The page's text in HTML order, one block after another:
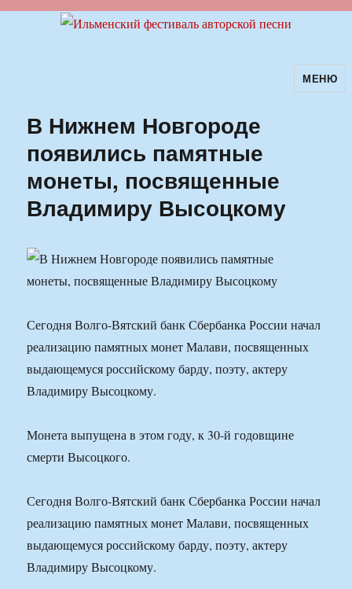
Ильменский фестиваль авторскойМЕНЮ
В Нижнем Новгороде
появились памятные
монеты, посвященные
Владимиру Высоцкому
Сегодня Волго-Вятский банк Сбербанка России начал
реализацию памятных монет Малави, посвященных
выдающемуся российскому барду, поэту, актеру
Владимиру Высоцкому.
Монета выпущена в этом году, к 30-й годовщине
смерти Высоцкого.
Сегодня Волго-Вятский банк Сбербанка России начал
реализацию памятных монет Малави, посвященных
выдающемуся российскому барду, поэту, актеру
Владимиру Высоцкому.